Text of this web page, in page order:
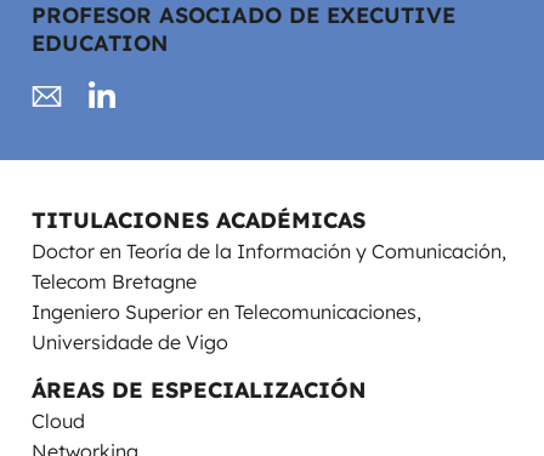
PROFESOR ASOCIADO DE EXECUTIVE
EDUCATION
TITULACIONES ACADÉMICAS
Doctor en Teoría de la Información y Comunicación,
Telecom Bretagne
Ingeniero Superior en Telecomunicaciones,
Universidade de Vigo
ÁREAS DE ESPECIALIZACIÓN
Cloud